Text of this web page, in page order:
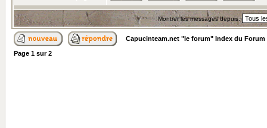
Montrer les messages depuis:
Capucinteam.net "le forum" Index du Forum
Page 1 sur2